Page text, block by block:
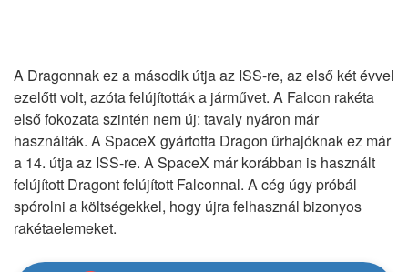
A Dragonnak ez a második útja az ISS-re, az első két évvel
ezelőtt volt, azóta felújították a járművet. A Falcon rakéta
első fokozata szintén nem új: tavaly nyáron már
használták. A SpaceX gyártotta Dragon űrhajóknak ez már
a 14. útja az ISS-re. A SpaceX már korábban is használt
felújított Dragont felújított Falconnal. A cég úgy próbál
spórolni a költségekkel, hogy újra felhasznál bizonyos
rakétaelemeket.